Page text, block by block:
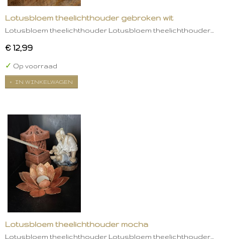
Lotusbloem theelichthouder gebroken wit
Lotusbloem theelichthouder Lotusbloem theelichthouder…
€ 12,99
✓ Op voorraad
IN WINKELWAGEN
Lotusbloem theelichthouder mocha
Lotusbloem theelichthouder Lotusbloem theelichthouder…